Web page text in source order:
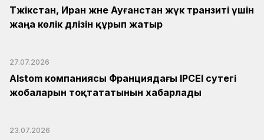
Тәжікстан, Иран және Ауғанстан жүк транзиті үшін
жаңа көлік дәлізін құрып жатыр
27.07.2026
Alstom компаниясы Франциядағы IPCEI сутегі
жобаларын тоқтататынын хабарлады
23.07.2026